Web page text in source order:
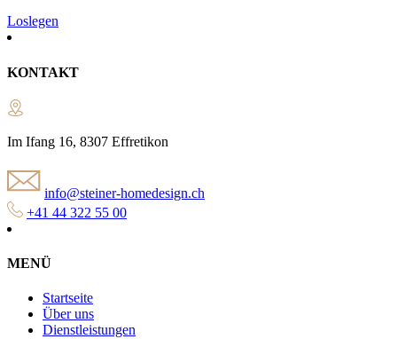
Loslegen
KONTAKT
Im Ifang 16, 8307 Effretikon
info@steiner-homedesign.ch
+41 44 322 55 00
MENÜ
Startseite
Über uns
Dienstleistungen